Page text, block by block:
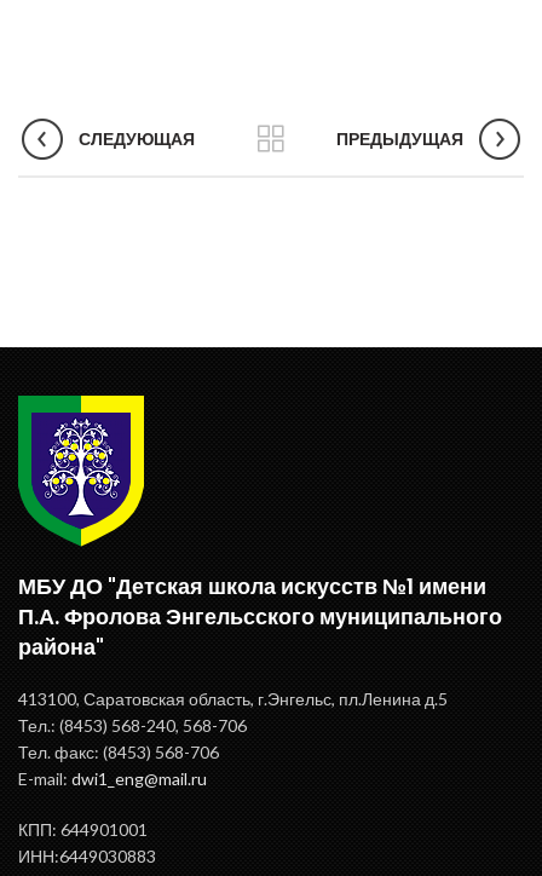
СЛЕДУЮЩАЯ ПРЕДЫДУЩАЯ
МБУ ДО "Детская школа искусств №1 имени
П.А. Фролова Энгельсского муниципального
района"
413100, Саратовская область, г.Энгельс, пл.Ленина д.5
Тел.: (8453) 568-240, 568-706
Тел. факс: (8453) 568-706
E-mail: dwi1_eng@mail.ru
КПП: 644901001
ИНН:6449030883